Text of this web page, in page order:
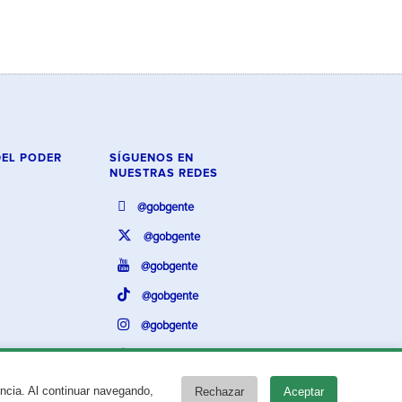
Al continuar navegando, Rechazar Aceptar
PODER
SÍGUENOS EN
NUESTRAS REDES
@gobgente
@gobgente
@gobgente
@gobgente
@gobgente
@gobgente